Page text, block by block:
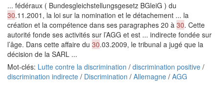
... fédéraux ( Bundesgleichstellungsgesetz BGleiG ) du
30.11.2001, la loi sur la nomination et le détachement ... la
création et la compétence dans ses paragraphes 20 à 30. Cette
autorité fonde ses activités sur l’AGG et est ... indirecte fondée sur
l’âge. Dans cette affaire du 30.03.2009, le tribunal a jugé que la
décision de la SARL ...
Mot-clés: Lutte contre la discrimination / discrimination positive /
discrimination indirecte / Discrimination / Allemagne / AGG